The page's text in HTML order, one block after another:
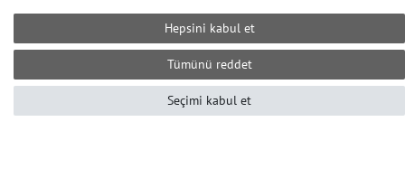
Pzt-Cum 10 ile 16 arası (GMT +1)
Е-posta: info@profhome-shop.com
Hepsini kabul et
Tümünü reddet
Seçimi kabul et